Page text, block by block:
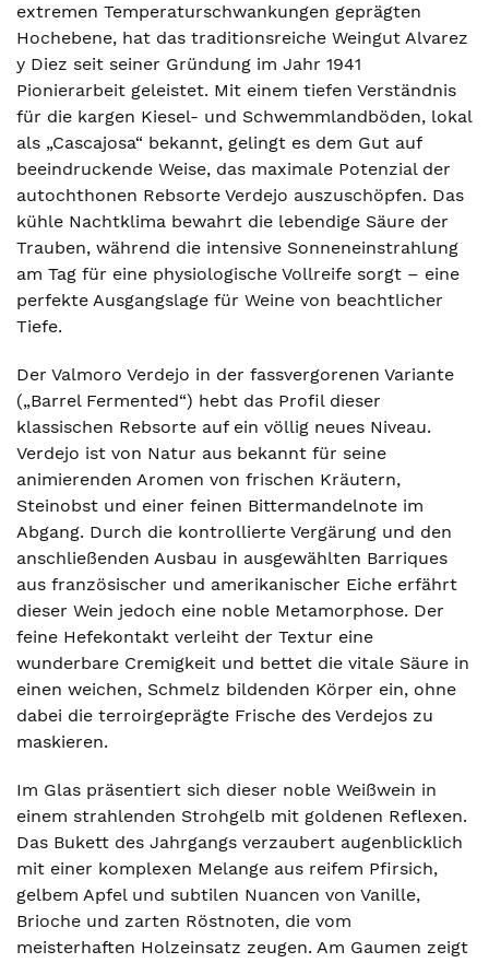
extremen Temperaturschwankungen geprägten
Hochebene, hat das traditionsreiche Weingut Alvarez
y Diez seit seiner Gründung im Jahr 1941
Pionierarbeit geleistet. Mit einem tiefen Verständnis
für die kargen Kiesel- und Schwemmlandböden, lokal
als „Cascajosa“ bekannt, gelingt es dem Gut auf
beeindruckende Weise, das maximale Potenzial der
autochthonen Rebsorte Verdejo auszuschöpfen. Das
kühle Nachtklima bewahrt die lebendige Säure der
Trauben, während die intensive Sonneneinstrahlung
am Tag für eine physiologische Vollreife sorgt – eine
perfekte Ausgangslage für Weine von beachtlicher
Tiefe.
Der Valmoro Verdejo in der fassvergorenen Variante
(„Barrel Fermented“) hebt das Profil dieser
klassischen Rebsorte auf ein völlig neues Niveau.
Verdejo ist von Natur aus bekannt für seine
animierenden Aromen von frischen Kräutern,
Steinobst und einer feinen Bittermandelnote im
Abgang. Durch die kontrollierte Vergärung und den
anschließenden Ausbau in ausgewählten Barriques
aus französischer und amerikanischer Eiche erfährt
dieser Wein jedoch eine noble Metamorphose. Der
feine Hefekontakt verleiht der Textur eine
wunderbare Cremigkeit und bettet die vitale Säure in
einen weichen, Schmelz bildenden Körper ein, ohne
dabei die terroirgeprägte Frische des Verdejos zu
maskieren.
Im Glas präsentiert sich dieser noble Weißwein in
einem strahlenden Strohgelb mit goldenen Reflexen.
Das Bukett des Jahrgangs verzaubert augenblicklich
mit einer komplexen Melange aus reifem Pfirsich,
gelbem Apfel und subtilen Nuancen von Vanille,
Brioche und zarten Röstnoten, die vom
meisterhaften Holzeinsatz zeugen. Am Gaumen zeigt